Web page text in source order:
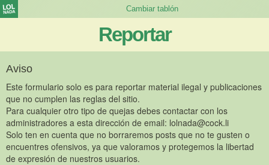
Reportar
Aviso
Este formulario solo es para reportar material ilegal y publicaciones
que no cumplen las reglas del sitio.
Para cualquier otro tipo de quejas debes contactar con los
administradores a esta dirección de email: lolnada@cock.li
Solo ten en cuenta que no borraremos posts que no te gusten o
encuentres ofensivos, ya que valoramos y protegemos la libertad
de expresión de nuestros usuarios.